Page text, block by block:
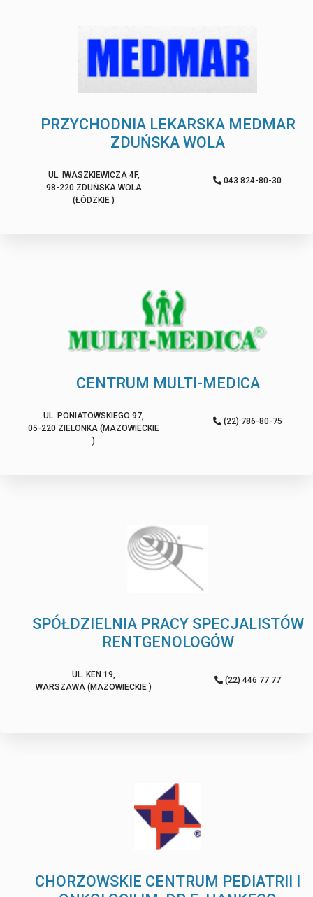
PRZYCHODNIA LEKARSKA MEDMAR
ZDUŃSKA WOLA
UL. IWASZKIEWICZA 4F,
98-220 ZDUŃSKA WOLA
(ŁÓDZKIE )
043 824-80-30
CENTRUM MULTI-MEDICA
UL. PONIATOWSKIEGO 97,
05-220 ZIELONKA (MAZOWIECKIE
)
(22) 786-80-75
SPÓŁDZIELNIA PRACY SPECJALISTÓW
RENTGENOLOGÓW
UL. KEN 19,
WARSZAWA (MAZOWIECKIE )
(22) 446 77 77
CHORZOWSKIE CENTRUM PEDIATRII I